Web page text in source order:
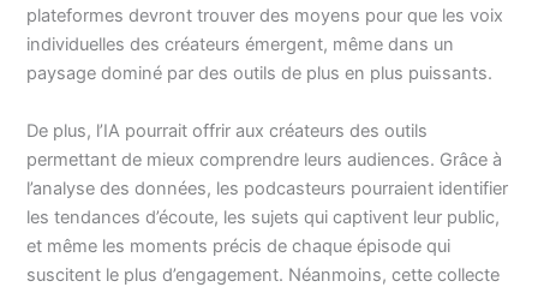
plateformes devront trouver des moyens pour que les voix
individuelles des créateurs émergent, même dans un
paysage dominé par des outils de plus en plus puissants.
De plus, l’IA pourrait offrir aux créateurs des outils
permettant de mieux comprendre leurs audiences. Grâce à
l’analyse des données, les podcasteurs pourraient identifier
les tendances d’écoute, les sujets qui captivent leur public,
et même les moments précis de chaque épisode qui
suscitent le plus d’engagement. Néanmoins, cette collecte